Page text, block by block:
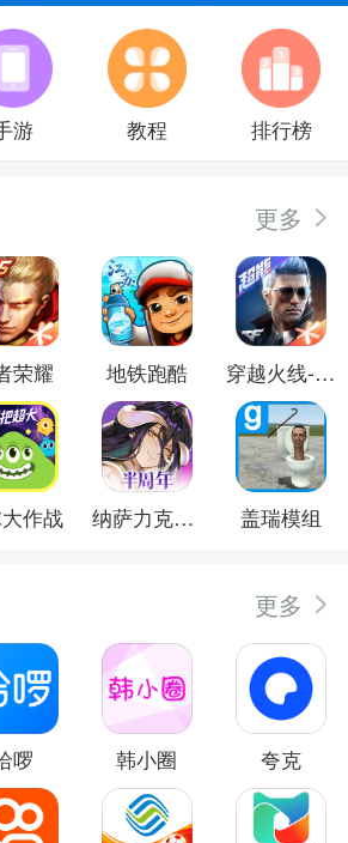
游 教程 排行榜
更多
荣耀 地铁跑酷 穿越火线-枪战王者
作战 纳萨力克之王 盖瑞模组
更多
啰 韩小圈 夸克